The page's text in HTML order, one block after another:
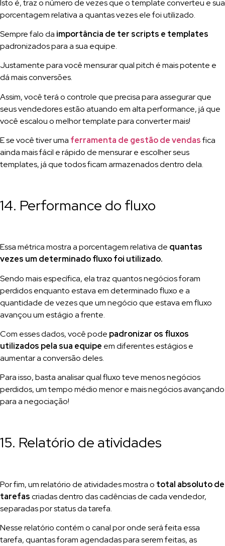
Isto é, traz o número de vezes que o template converteu e sua
porcentagem relativa a quantas vezes ele foi utilizado.
Sempre falo da importância de ter scripts e templates
padronizados para a sua equipe.
Justamente para você mensurar qual pitch é mais potente e
dá mais conversões.
Assim, você terá o controle que precisa para assegurar que
seus vendedores estão atuando em alta performance, já que
você escalou o melhor template para converter mais!
E se você tiver uma ferramenta de gestão de vendasfica
ainda mais fácil e rápido de mensurar e escolher seus
templates, já que todos ficam armazenados dentro dela.
14. Performance do fluxo
Essa métrica mostra a porcentagem relativa de quantas
vezes um determinado fluxo foi utilizado.
Sendo mais específica, ela traz quantos negócios foram
perdidos enquanto estava em determinado fluxo e a
quantidade de vezes que um negócio que estava em fluxo
avançou um estágio a frente.
Com esses dados, você pode padronizar os fluxos
utilizados pela sua equipe em diferentes estágios e
aumentar a conversão deles.
Para isso, basta analisar qual fluxo teve menos negócios
perdidos, um tempo médio menor e mais negócios avançando
para a negociação!
15. Relatório de atividades
Por fim, um relatório de atividades mostrao total absoluto de
tarefascriadas dentro das cadências de cada vendedor,
separadas por status da tarefa.
Nesse relatório contém o canal por onde será feita essa
tarefa, quantas foram agendadas para serem feitas, as